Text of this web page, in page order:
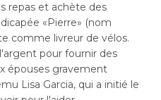
repas et achète des
«Pierre» (nom
comme livreur de vélos.
pour fournir des
épouses gravement
Lisa Garcia, qui a initié le